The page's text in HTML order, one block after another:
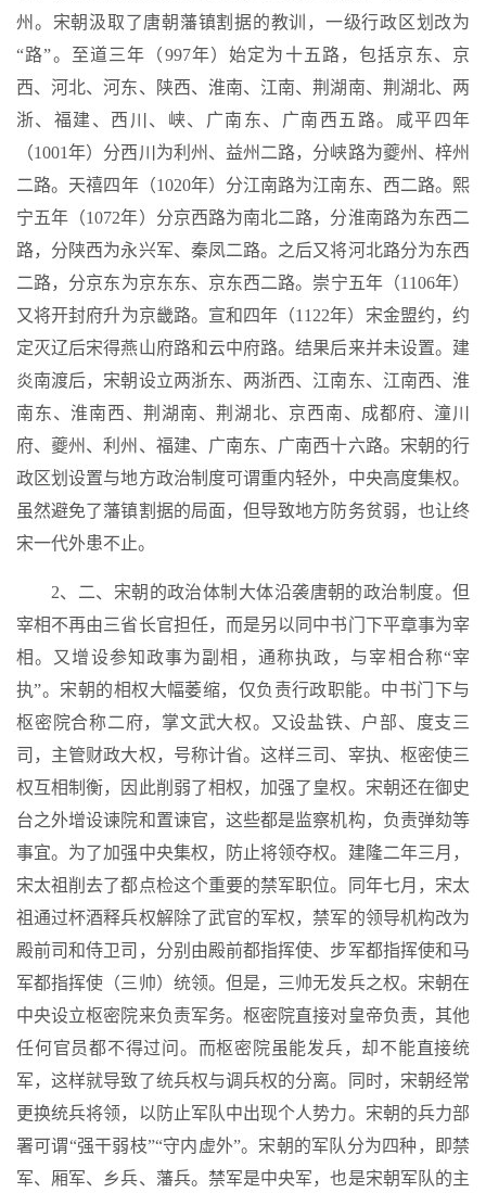
州。宋朝汲取了唐朝藩镇割据的教训，一级行政区划改为
“路”。至道三年（997年）始定为十五路，包括京东、京
西、河北、河东、陕西、淮南、江南、荆湖南、荆湖北、两
浙、福建、西川、峡、广南东、广南西五路。咸平四年
（1001年）分西川为利州、益州二路，分峡路为夔州、梓州
二路。天禧四年（1020年）分江南路为江南东、西二路。熙
宁五年（1072年）分京西路为南北二路，分淮南路为东西二
路，分陕西为永兴军、秦凤二路。之后又将河北路分为东西
二路，分京东为京东东、京东西二路。崇宁五年（1106年）
又将开封府升为京畿路。宣和四年（1122年）宋金盟约，约
定灭辽后宋得燕山府路和云中府路。结果后来并未设置。建
炎南渡后，宋朝设立两浙东、两浙西、江南东、江南西、淮
南东、淮南西、荆湖南、荆湖北、京西南、成都府、潼川
府、夔州、利州、福建、广南东、广南西十六路。宋朝的行
政区划设置与地方政治制度可谓重内轻外，中央高度集权。
虽然避免了藩镇割据的局面，但导致地方防务贫弱，也让终
宋一代外患不止。
2、二、宋朝的政治体制大体沿袭唐朝的政治制度。但
宰相不再由三省长官担任，而是另以同中书门下平章事为宰
相。又增设参知政事为副相，通称执政，与宰相合称“宰
执”。宋朝的相权大幅萎缩，仅负责行政职能。中书门下与
枢密院合称二府，掌文武大权。又设盐铁、户部、度支三
司，主管财政大权，号称计省。这样三司、宰执、枢密使三
权互相制衡，因此削弱了相权，加强了皇权。宋朝还在御史
台之外增设谏院和置谏官，这些都是监察机构，负责弹劾等
事宜。为了加强中央集权，防止将领夺权。建隆二年三月，
宋太祖削去了都点检这个重要的禁军职位。同年七月，宋太
祖通过杯酒释兵权解除了武官的军权，禁军的领导机构改为
殿前司和侍卫司，分别由殿前都指挥使、步军都指挥使和马
军都指挥使（三帅）统领。但是，三帅无发兵之权。宋朝在
中央设立枢密院来负责军务。枢密院直接对皇帝负责，其他
任何官员都不得过问。而枢密院虽能发兵，却不能直接统
军，这样就导致了统兵权与调兵权的分离。同时，宋朝经常
更换统兵将领，以防止军队中出现个人势力。宋朝的兵力部
署可谓“强干弱枝”“守内虚外”。宋朝的军队分为四种，即禁
军、厢军、乡兵、藩兵。禁军是中央军，也是宋朝军队的主